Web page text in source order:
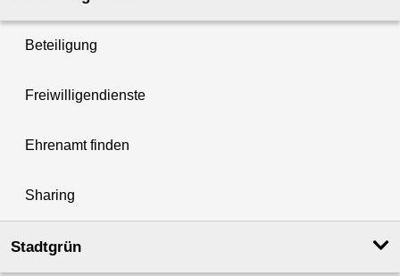
Beteiligung
Freiwilligendienste
Ehrenamt finden
Sharing
Stadtgrün